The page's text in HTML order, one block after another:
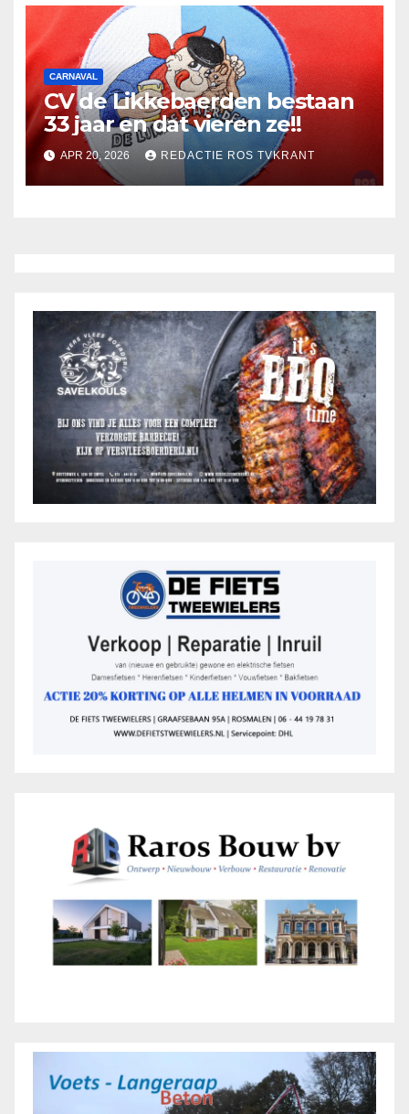
CARNAVAL
CV de Likkebaerden bestaan
33 jaar en dat vieren ze!!
APR 20, 2026 REDACTIE ROS TVKRANT